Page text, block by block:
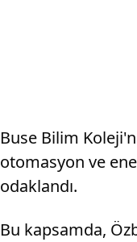
Buse Bilim
otomasyon ve
odaklandı.
Bu kapsamda,